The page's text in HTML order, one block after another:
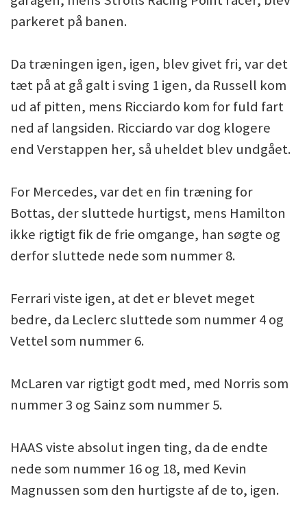
parkeret på banen.
Da træningen igen, igen, blev givet fri, var det
tæt på at gå galt i sving 1 igen, da Russell kom
ud af pitten, mens Ricciardo kom for fuld fart
ned af langsiden. Ricciardo var dog klogere
end Verstappen her, så uheldet blev undgået.
For Mercedes, var det en fin træning for
Bottas, der sluttede hurtigst, mens Hamilton
ikke rigtigt fik de frie omgange, han søgte og
derfor sluttede nede som nummer 8.
Ferrari viste igen, at det er blevet meget
bedre, da Leclerc sluttede som nummer 4 og
Vettel som nummer 6.
McLaren var rigtigt godt med, med Norris som
nummer 3 og Sainz som nummer 5.
HAAS viste absolut ingen ting, da de endte
nede som nummer 16 og 18, med Kevin
Magnussen som den hurtigste af de to, igen.